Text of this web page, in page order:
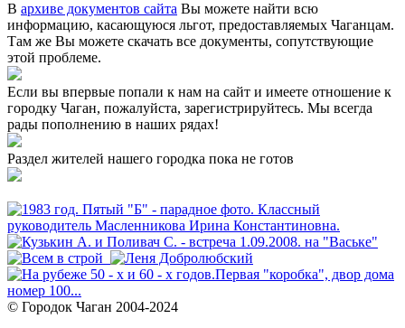
В архиве документов сайта Вы можете найти всю
информацию, касающуюся льгот, предоставляемых Чаганцам.
Там же Вы можете скачать все документы, сопутствующие
этой проблеме.
Если вы впервые попали к нам на сайт и имеете отношение к
городку Чаган, пожалуйста, зарегистрируйтесь. Мы всегда
рады пополнению в наших рядах!
Раздел жителей нашего городка пока не готов
© Городок Чаган 2004-2024